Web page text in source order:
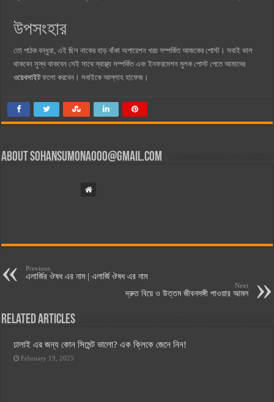
উপসংহার
তো পাঠক বন্ধুরা, এই ছিল নাকের হাড় বাঁকা অপারেশন খরচ সম্পর্কিত আজকের পোস্ট। সবাই ভাল
থাকবেন সুস্থ থাকবেন সেই সাথে স্বাস্থ্য সম্পর্কিত এবং ইনফরমেশন মুলক পোস্ট পেতে আমাদের
ওয়েবসাইট ফলো করবেন। সবাইকে আল্লাহ হাফেজ।
Aboutsohansumona000@gmail.com
Previous
এলার্জির ঔষধ এর নাম | এলার্জি ঔষধ এর নাম
Next
দ্রুত বিয়ে ও উত্তম জীবনসঙ্গী পাওয়ার আমল
Related Articles
ঢালাই এর জন্য কোন সিমেন্ট ভালো? এক ক্লিকে জেনে নিন!
February 19, 2025